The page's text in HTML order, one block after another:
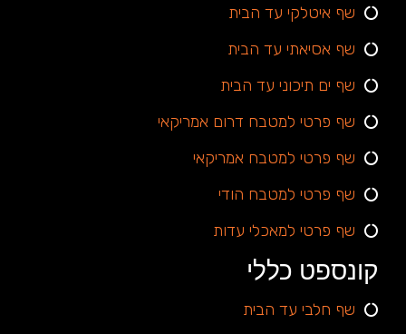
שף איטלקי עד הבית
שף אסיאתי עד הבית
שף ים תיכוני עד הבית
שף פרטי למטבח דרום אמריקאי
שף פרטי למטבח אמריקאי
שף פרטי למטבח הודי
שף פרטי למאכלי עדות
קונספט כללי
שף חלבי עד הבית